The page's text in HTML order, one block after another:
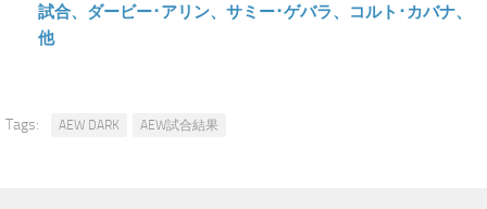
試合、ダービー･アリン、サミー･ゲバラ、コルト･カバナ、
他
Tags: AEW DARK AEW試合結果